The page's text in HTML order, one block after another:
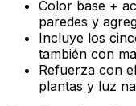
Color base +
paredes y
Incluye los
también con
Refuerza con
plantas y luz